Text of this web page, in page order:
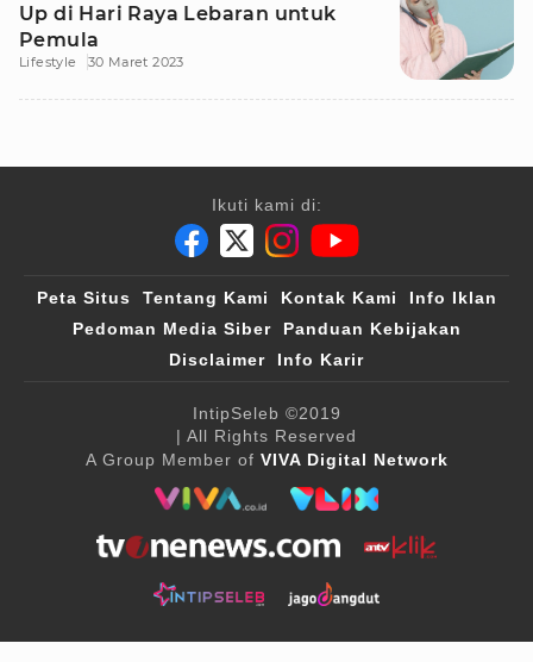
Up di Hari Raya Lebaran untuk
Pemula
Lifestyle 30 Maret 2023
Ikuti kami di:
Peta Situs Tentang Kami Kontak Kami
Info Iklan
Pedoman Media Siber
Panduan Kebijakan
Disclaimer
Info Karir
IntipSeleb ©2019
| All Rights Reserved
A Group Member of VIVA Digital Network